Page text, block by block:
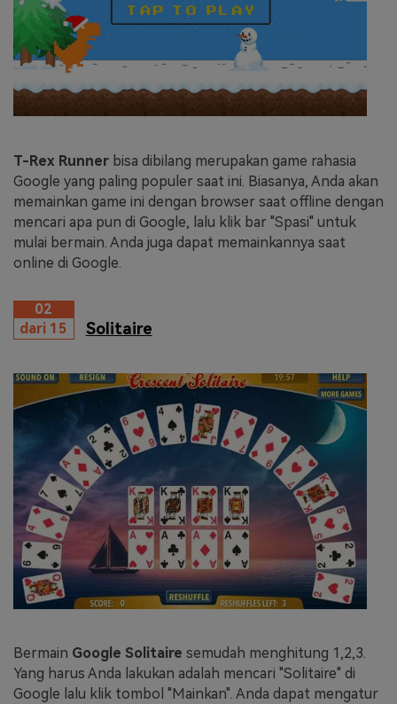
T-Rex Runner bisa dibilang merupakan game rahasia
Google yang paling populer saat ini. Biasanya, Anda akan
memainkan game ini dengan browser saat offline dengan
mencari apa pun di Google, lalu klik bar "Spasi" untuk
mulai bermain. Anda juga dapat memainkannya saat
online di Google.
02
dari 15
Solitaire
Bermain Google Solitaire semudah menghitung 1,2,3.
Yang harus Anda lakukan adalah mencari "Solitaire" di
Google lalu klik tombol "Mainkan". Anda dapat mengatur